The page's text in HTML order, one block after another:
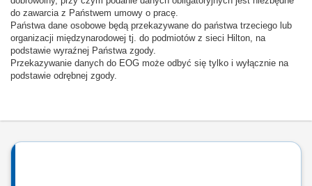
do zawarcia z Państwem umowy o pracę.
Państwa dane osobowe będą przekazywane do państwa trzeciego lub
organizacji międzynarodowej tj. do podmiotów z sieci Hilton, na
podstawie wyraźnej Państwa zgody.
Przekazywanie danych do EOG może odbyć się tylko i wyłącznie na
podstawie odrębnej zgody.